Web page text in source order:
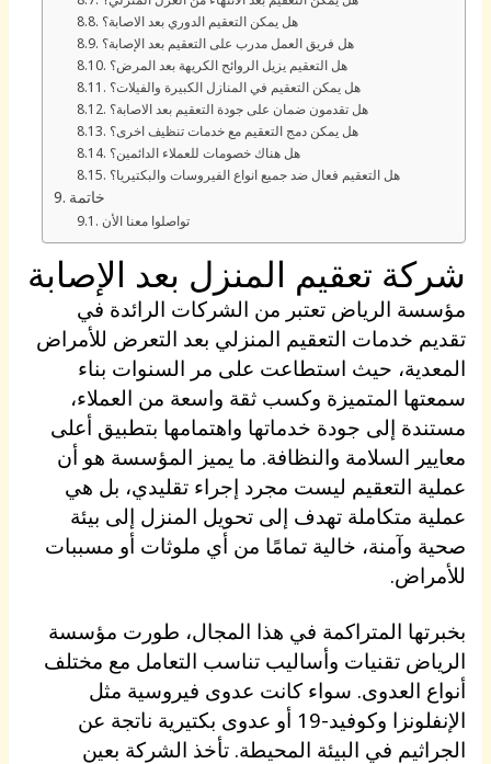
هل يمكن التعقيم الدوري بعد الاصابة؟
هل فريق العمل مدرب على التعقيم بعد الإصابة؟
هل التعقيم يزيل الروائح الكريهة بعد المرض؟
هل يمكن التعقيم في المنازل الكبيرة والفيلات؟
هل تقدمون ضمان على جودة التعقيم بعد الاصابة؟
هل يمكن دمج التعقيم مع خدمات تنظيف اخرى؟
هل هناك خصومات للعملاء الدائمين؟
هل التعقيم فعال ضد جميع انواع الفيروسات والبكتيريا؟
خاتمة
تواصلوا معنا الأن
شركة تعقيم المنزل بعد الإصابة
مؤسسة الرياض تعتبر من الشركات الرائدة في
تقديم خدمات التعقيم المنزلي بعد التعرض للأمراض
المعدية، حيث استطاعت على مر السنوات بناء
سمعتها المتميزة وكسب ثقة واسعة من العملاء،
مستندة إلى جودة خدماتها واهتمامها بتطبيق أعلى
معايير السلامة والنظافة. ما يميز المؤسسة هو أن
عملية التعقيم ليست مجرد إجراء تقليدي، بل هي
عملية متكاملة تهدف إلى تحويل المنزل إلى بيئة
صحية وآمنة، خالية تمامًا من أي ملوثات أو مسببات
للأمراض.
بخبرتها المتراكمة في هذا المجال، طورت مؤسسة
الرياض تقنيات وأساليب تناسب التعامل مع مختلف
أنواع العدوى. سواء كانت عدوى فيروسية مثل
الإنفلونزا وكوفيد-19 أو عدوى بكتيرية ناتجة عن
الجراثيم في البيئة المحيطة. تأخذ الشركة بعين